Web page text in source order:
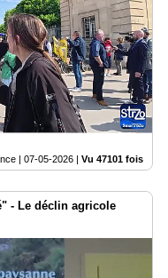
| 07-05-2026 Vu 47101 fois
- Le déclin agricole